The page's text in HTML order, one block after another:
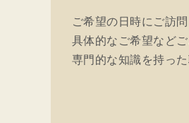
ご希望の日時にご訪
具体的なご希望など
専門的な知識を持っ